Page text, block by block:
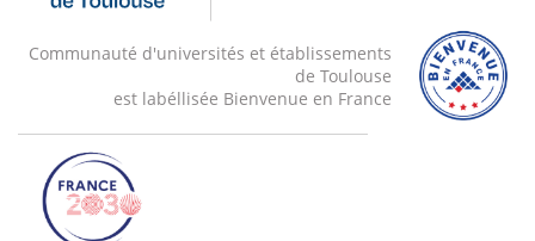
Communauté d'universités et établissements
de Toulouse
est labéllisée Bienvenue en France